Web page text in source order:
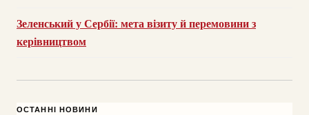
Зеленський у Сербії: мета візиту й перемовини з
керівництвом
ОСТАННІ НОВИНИ